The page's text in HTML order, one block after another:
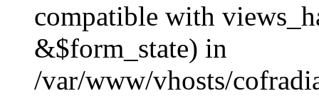
compatible with
&$form_state) in
/var/www/vhosts/